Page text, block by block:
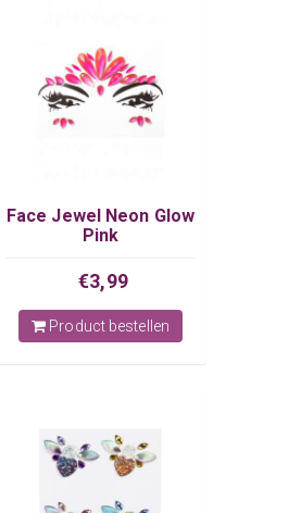
Face Jewel Neon Glow
Pink
€3,99
Product bestellen